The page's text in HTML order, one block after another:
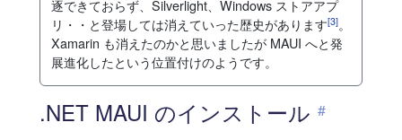
逐できておらず、Silverlight、Windows ストアアプ
リ・・と登場しては消えていった歴史があります[3]。
Xamarin も消えたのかと思いましたが MAUI へと発
展進化したという位置付けのようです。
.NET MAUI のインストール #